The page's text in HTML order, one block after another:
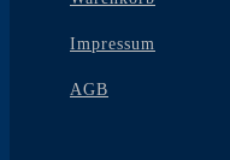
Impressum
AGB